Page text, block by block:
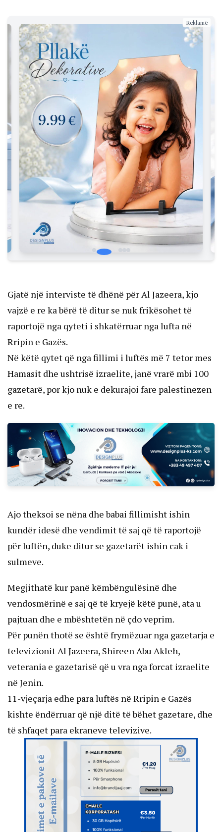
Reklamë
Gjatë një interviste të dhënë përAl Jazeera, kjo
vajzë e re ka bërë të ditur se nuk frikësohet të
raportojë nga qyteti i shkatërruar nga lufta në
Rripin e Gazës.
Në këtë qytet që nga fillimi i luftës më 7 tetor mes
Hamasit dhe ushtrisë izraelite, janë vrarë mbi 100
gazetarë, por kjo nuk e dekurajoi fare palestinezen
e re.
Ajo theksoi se nëna dhe babai fillimisht ishin
kundër idesë dhe vendimit të saj që të raportojë
për luftën, duke ditur se gazetarët ishin cak i
sulmeve.
Megjithatë kur panë këmbëngulësinë dhe
vendosmërinë e saj që të kryejë këtë punë, ata u
pajtuan dhe e mbështetën në çdo veprim.
Për punën thotë se është frymëzuar nga gazetarja e
televizionit Al Jazeera, Shireen Abu Akleh,
veterania e gazetarisë që u vra nga forcat izraelite
në Jenin.
11-vjeçarja edhe para luftës në Rripin e Gazës
kishte ëndërruar që një ditë të bëhet gazetare, dhe
të shfaqet para ekraneve televizive.